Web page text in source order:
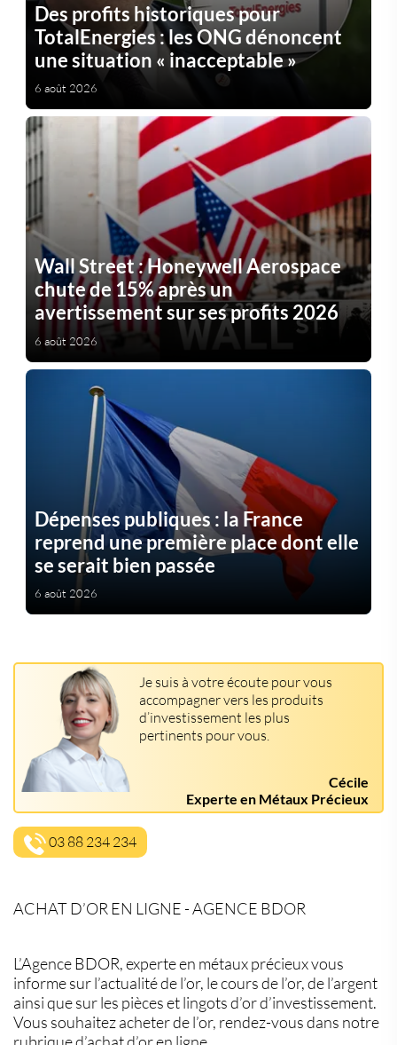
Des profits historiques pour
TotalEnergies : les ONG dénoncent
une situation « inacceptable »
6 août 2026
Wall Street : Honeywell Aerospace
chute de 15% après un
avertissement sur ses profits 2026
6 août 2026
Dépenses publiques : la France
reprend une première place dont elle
se serait bien passée
6 août 2026
Je suis à votre écoute pour vous
accompagner vers les produits
d’investissement les plus
pertinents pour vous.
Cécile
Experte en Métaux Précieux
03 88 234 234
ACHAT D’OR EN LIGNE - AGENCE BDOR
L’Agence BDOR, experte en métaux précieux vous
informe sur l’actualité de l’or, le cours de l’or, de l’argent
ainsi que sur les pièces et lingots d’or d’investissement.
Vous souhaitez acheter de l’or, rendez-vous dans notre